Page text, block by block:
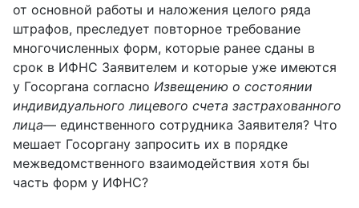
от основной работы и наложения целого ряда
штрафов, преследует повторное требование
многочисленных форм, которые ранее сданы в
срок в ИФНС Заявителем и которые уже имеются
у Госоргана согласно Извещению о состоянии
индивидуального лицевого счета застрахованного
лица— единственного сотрудника Заявителя? Что
мешает Госоргану запросить их в порядке
межведомственного взаимодействия хотя бы
часть форм у ИФНС?